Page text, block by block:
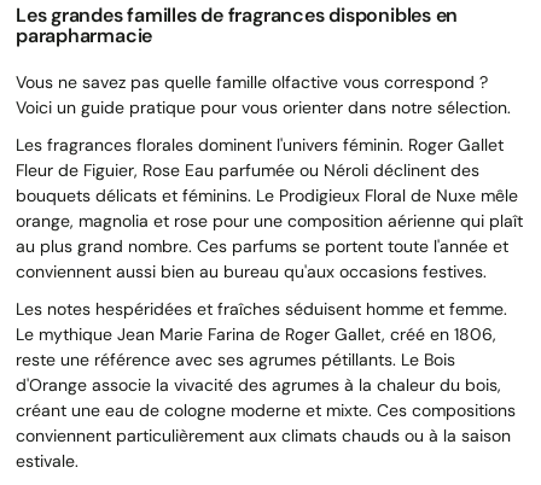
Les grandes familles de fragrances disponibles en
parapharmacie
Vous ne savez pas quelle famille olfactive vous correspond ?
Voici un guide pratique pour vous orienter dans notre sélection.
Les fragrances florales dominent l'univers féminin. Roger Gallet
Fleur de Figuier, Rose Eau parfumée ou Néroli déclinent des
bouquets délicats et féminins. Le Prodigieux Floral de Nuxe mêle
orange, magnolia et rose pour une composition aérienne qui plaît
au plus grand nombre. Ces parfums se portent toute l'année et
conviennent aussi bien au bureau qu'aux occasions festives.
Les notes hespéridées et fraîches séduisent homme et femme.
Le mythique Jean Marie Farina de Roger Gallet, créé en 1806,
reste une référence avec ses agrumes pétillants. Le Bois
d'Orange associe la vivacité des agrumes à la chaleur du bois,
créant une eau de cologne moderne et mixte. Ces compositions
conviennent particulièrement aux climats chauds ou à la saison
estivale.